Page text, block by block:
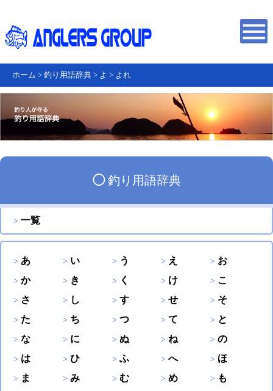
ホーム > 釣り用語辞典 > よ > よれ
◯釣り用語辞典
一覧
あ い う え
お
か
き く け
こ
さ
し す せ
そ
た
ち つ て
と
な
に ぬ ね
の
は
ひ ふ へ
ほ
ま
み む め
も